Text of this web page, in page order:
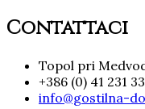
Contattaci
Topol pri
+386 (0) 41 231
info@gostilna-